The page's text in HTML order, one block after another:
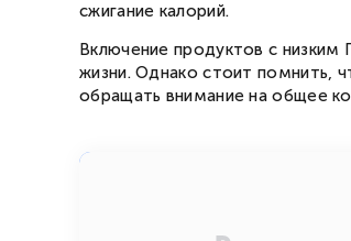
сжигание калорий.
Включение продуктов с
жизни. Однако стоит помнить,
обращать внимание на общее